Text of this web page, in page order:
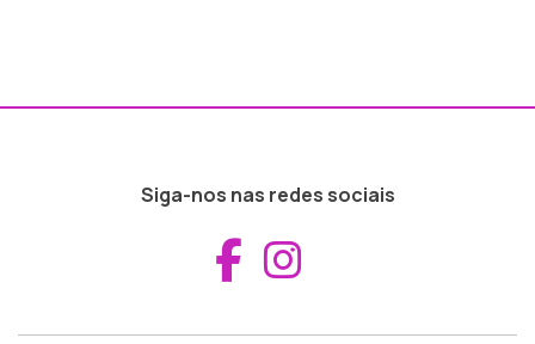
Siga-nos nas redes sociais
Aceder ao